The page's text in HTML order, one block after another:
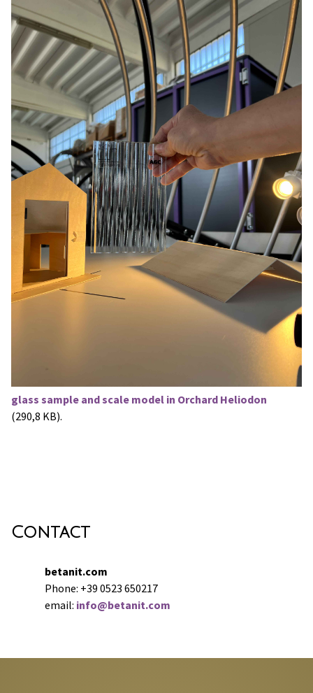
glass sample and scale model in Orchard Heliodon
(290,8 KB).
Contact
betanit.com
Phone: +39 0523 650217
email: info@betanit.com